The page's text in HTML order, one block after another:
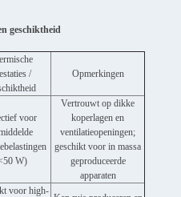
geschiktheid
/
Opmerkingen
voor
W)
Vertrouwt op dikke
koperlagen en
ventilatieopeningen;
geschikt voor in massa
geproduceerde
apparaten
voor high-